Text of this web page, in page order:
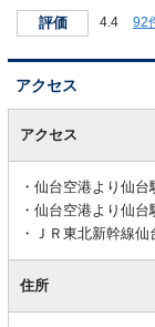
評価 4.4 92
アクセス
アクセス
仙台空港より仙台
仙台空港より仙台
ＪＲ東北新幹線
住所